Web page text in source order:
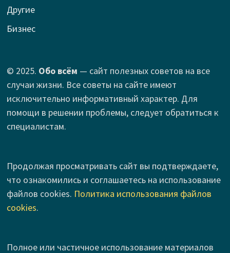
Другие
Бизнес
© 2025. Обо всём — сайт полезных советов на все
случаи жизни. Все советы на сайте имеют
исключительно информативный характер. Для
помощи в решении проблемы, следует обратиться к
специалистам.
Продолжая просматривать сайт вы подтверждаете,
что ознакомились и соглашаетесь на использование
файлов cookies. Политика использования файлов
cookies.
Полное или частичное использование материалов